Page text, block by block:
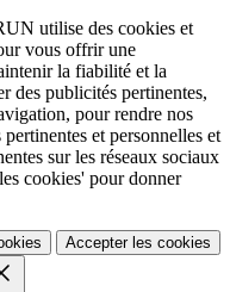
utilise des cookies et
vous offrir une
la fiabilité et la
des publicités pertinentes,
pour rendre nos
et personnelles et
sur les réseaux sociaux
cookies' pour donner
Accepter les cookies